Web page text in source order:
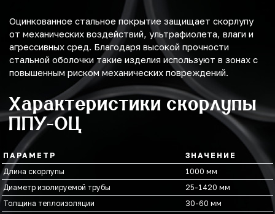
Оцинкованное стальное покрытие защищает скорлупу
от механических воздействий, ультрафиолета, влаги и
агрессивных сред. Благодаря высокой прочности
стальной оболочки такие изделия используют в зонах с
повышенным риском механических повреждений.
Характеристики скорлупы
ППУ-ОЦ
ПАРАМЕТР
ЗНАЧЕНИЕ
Длина скорлупы
1000 мм
Диаметр изолируемой трубы
25-1420 мм
Толщина теплоизоляции
30-60 мм